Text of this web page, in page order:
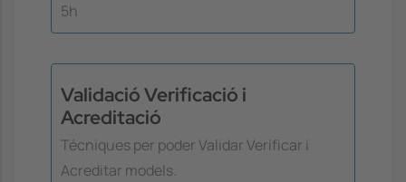
5h
Validació Verificació i
Acreditació
Técniques per poder Validar Verificar i
Acreditar models.